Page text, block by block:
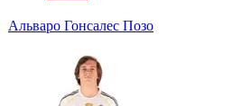
Альваро Гонсалес Позо